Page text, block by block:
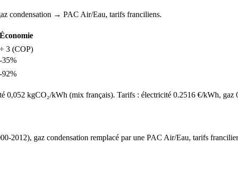
condensation → PAC Air/Eau, tarifs franciliens.
Économie
÷ 3 (COP)
-35%
-92%
0,052 kgCO₂/kWh (mix français). Tarifs : électricité 0.2516 €/kWh, gaz
2012), gaz condensation remplacé par une PAC Air/Eau, tarifs